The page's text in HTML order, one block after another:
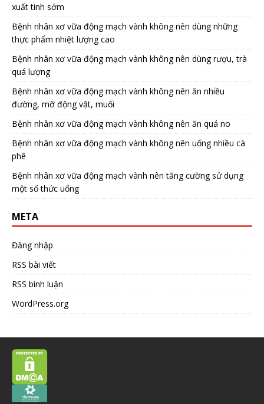
xuất tinh sớm
Bệnh nhân xơ vữa động mạch vành không nên dùng những
thực phẩm nhiệt lượng cao
Bệnh nhân xơ vữa động mạch vành không nên dùng rượu, trà
quá lượng
Bệnh nhân xơ vữa động mạch vành không nên ăn nhiều
đường, mỡ động vật, muối
Bệnh nhân xơ vữa động mạch vành không nên ăn quá no
Bệnh nhân xơ vữa động mạch vành không nên uống nhiều cà
phê
Bệnh nhân xơ vữa động mạch vành nên tăng cường sử dụng
một số thức uống
META
Đăng nhập
RSS bài viết
RSS bình luận
WordPress.org